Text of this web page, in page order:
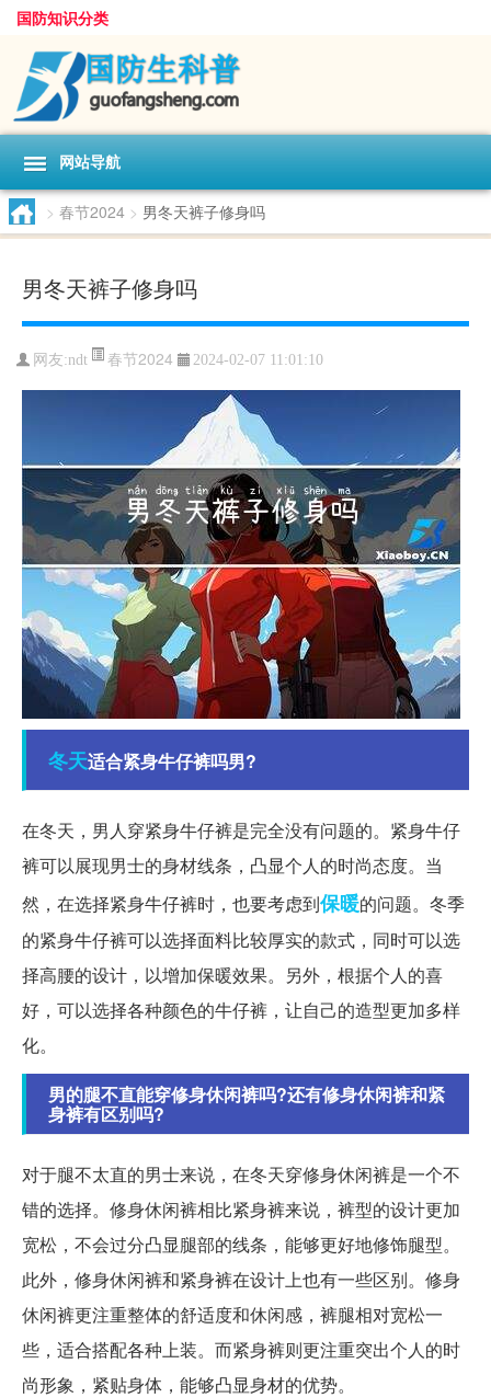
国防知识分类
网站导航
> 春节2024 > 男冬天裤子修身吗
男冬天裤子修身吗
网友:ndt 春节2024 2024-02-07 11:01:10
冬天适合紧身牛仔裤吗男?
在冬天，男人穿紧身牛仔裤是完全没有问题的。紧身牛仔
裤可以展现男士的身材线条，凸显个人的时尚态度。当
然，在选择紧身牛仔裤时，也要考虑到保暖的问题。冬季
的紧身牛仔裤可以选择面料比较厚实的款式，同时可以选
择高腰的设计，以增加保暖效果。另外，根据个人的喜
好，可以选择各种颜色的牛仔裤，让自己的造型更加多样
化。
男的腿不直能穿修身休闲裤吗?还有修身休闲裤和紧
身裤有区别吗?
对于腿不太直的男士来说，在冬天穿修身休闲裤是一个不
错的选择。修身休闲裤相比紧身裤来说，裤型的设计更加
宽松，不会过分凸显腿部的线条，能够更好地修饰腿型。
此外，修身休闲裤和紧身裤在设计上也有一些区别。修身
休闲裤更注重整体的舒适度和休闲感，裤腿相对宽松一
些，适合搭配各种上装。而紧身裤则更注重突出个人的时
尚形象，紧贴身体，能够凸显身材的优势。